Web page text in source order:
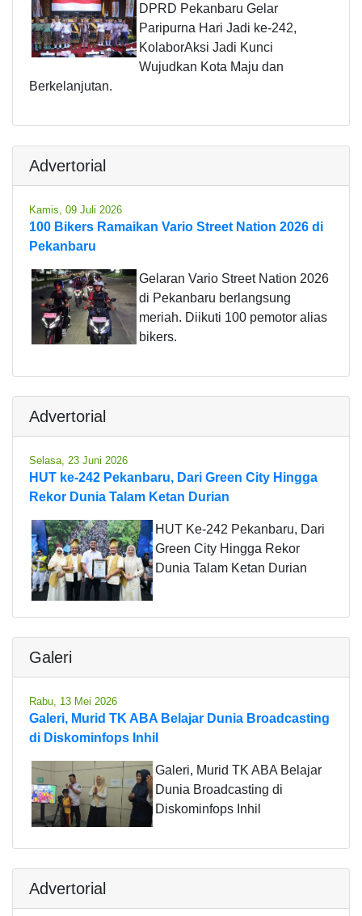
DPRD Pekanbaru Gelar
Paripurna Hari Jadi ke-242,
KolaborAksi Jadi Kunci
Wujudkan Kota Maju dan
Berkelanjutan.
Advertorial
Kamis, 09 Juli 2026
100 Bikers Ramaikan Vario Street Nation 2026 di
Pekanbaru
Gelaran Vario Street Nation 2026
di Pekanbaru berlangsung
meriah. Diikuti 100 pemotor alias
bikers.
Advertorial
Selasa, 23 Juni 2026
HUT ke-242 Pekanbaru, Dari Green City Hingga
Rekor Dunia Talam Ketan Durian
HUT Ke-242 Pekanbaru, Dari
Green City Hingga Rekor
Dunia Talam Ketan Durian
Galeri
Rabu, 13 Mei 2026
Galeri, Murid TK ABA Belajar Dunia Broadcasting
di Diskominfops Inhil
Galeri, Murid TK ABA Belajar
Dunia Broadcasting di
Diskominfops Inhil
Advertorial